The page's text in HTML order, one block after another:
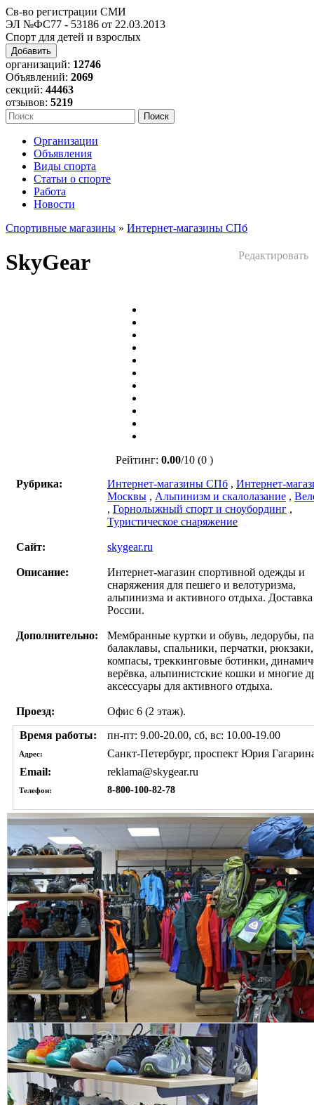
Св-во регистрации СМИ
ЭЛ №ФС77 - 53186 от 22.03.2013
Спорт для детей и взрослых
Добавить
организаций: 12746
Объявлений: 2069
секций: 44463
отзывов: 5219
Организации
Объявления
Виды спорта
Статьи о спорте
Работа
Новости
Спортивные магазины » Интернет-магазины СПб
Редактировать
SkyGear
Рейтинг: 0.00/10 (0 )
Рубрика:
Интернет-магазины СПб , Интернет-
Москвы , Альпинизм и скалолазание ,
, Горнолыжный спорт и сноубординг ,
Туристическое снаряжение
Сайт: skygear.ru
Описание:
Интернет-магазин спортивной одежды и
снаряжения для пешего и велотуризма,
альпинизма и активного отдыха.
России.
Дополнительно:
Мембранные куртки и обувь, ледорубы,
балаклавы, спальники, перчатки, рюкзаки,
компасы, треккинговые ботинки,
верёвка, альпинистские кошки и многие
аксессуары для активного отдыха.
Проезд:
Офис 6 (2 этаж).
Время работы:
пн-пт: 9.00-20.00, сб, вс: 10.00-19.00
Адрес:
Санкт-Петербург, проспект Юрия
Email:
reklama@skygear.ru
Телефон: 8-800-100-82-78